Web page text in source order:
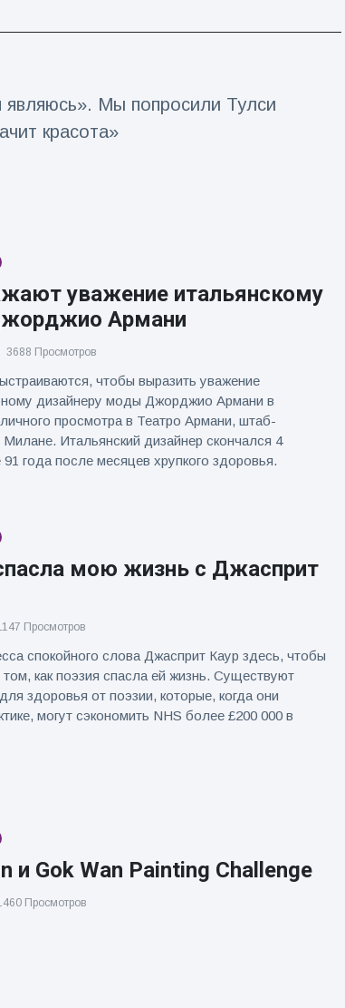
являюсь». Мы попросили Тулси
красота»
уважение итальянскому
Армани
3688 Просмотров
чтобы выразить уважение
дизайнеру моды Джорджио Армани в
просмотра в Театро Армани, штаб-
Милане. Итальянский дизайнер скончался 4
91 года после месяцев хрупкого здоровья.
мою жизнь с Джасприт
Просмотров
спокойного слова Джасприт Каур здесь, чтобы
как поэзия спасла ей жизнь. Существуют
здоровья от поэзии, которые, когда они
могут сэкономить NHS более £200 000 в
и Gok Wan Painting Challenge
Просмотров